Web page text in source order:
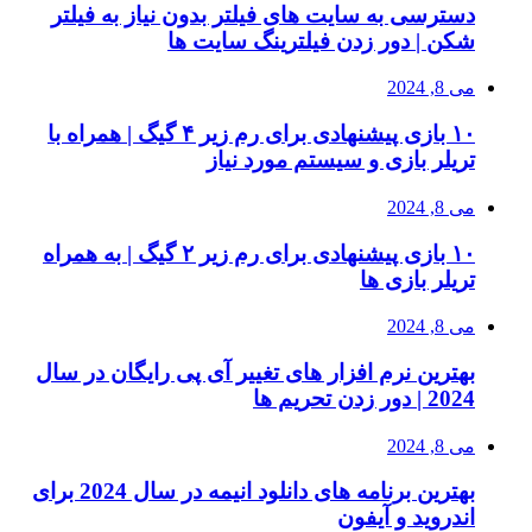
دسترسی به سایت های فیلتر بدون نیاز به فیلتر
شکن | دور زدن فیلترینگ سایت ها
می 8, 2024
۱۰ بازی پیشنهادی برای رم زیر ۴ گیگ | همراه با
تریلر بازی و سیستم مورد نیاز
می 8, 2024
۱۰ بازی پیشنهادی برای رم زیر ۲ گیگ | به همراه
تریلر بازی ها
می 8, 2024
بهترین نرم افزار های تغییر آی پی رایگان در سال
2024 | دور زدن تحریم ها
می 8, 2024
بهترین برنامه های دانلود انیمه در سال 2024 برای
اندروید و آیفون